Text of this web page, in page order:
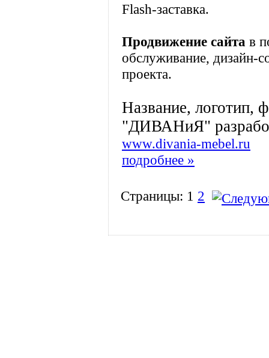
Flash-заставка.
Продвижение сайта в
обслуживание, дизайн-
проекта.
Название, логотип,
"ДИВАНиЯ"
www.divania-mebel.ru
подробнее »
Страницы: 1 2